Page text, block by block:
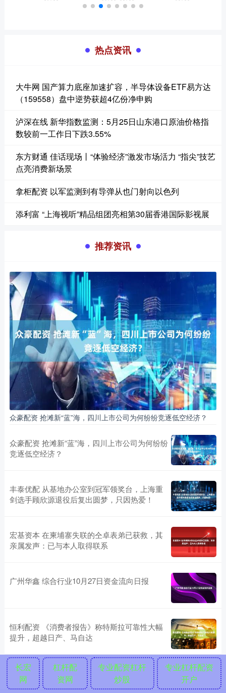
热点资讯
大牛网 国产算力底座加速扩容，半导体设备ETF易方达
（159558）盘中逆势获超4亿份净申购
泸深在线 新华指数监测：5月25日山东港口原油价格指
数较前一工作日下跌3.55%
东方财通 佳话现场丨“体验经济”激发市场活力 “指尖”技艺
点亮消费新场景
拿柜配资 以军监测到有导弹从也门射向以色列
添利富 “上海视听”精品组团亮相第30届香港国际影视展
推荐资讯
众豪配资 抢滩新“蓝”海，四川上市公司为何纷纷竞逐低空经济？
众豪配资 抢滩新“蓝”海，四川上市公司为何纷纷
竞逐低空经济？
丰泰优配 从基地办公室到冠军领奖台，上海重
剑选手顾欣源退役后复出圆梦，只因热爱！
宏基资本 在柬埔寨失联的仝卓表弟已获救，其
亲属发声：已与本人取得联系
广州华鑫 综合行业10月27日资金流向日报
恒利配资 《消费者报告》称特斯拉可靠性大幅
提升，超越日产、马自达
长宏
网
杠杆配
资网
专业配资杠杆
炒股
专业杠杆配资
开户